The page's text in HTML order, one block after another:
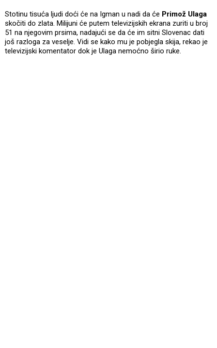
Stotinu tisuća ljudi doći će na Igman u nadi da će Primož Ulaga
skočiti do zlata. Milijuni će putem televizijskih ekrana zuriti u broj
51 na njegovim prsima, nadajući se da će im sitni Slovenac dati
još razloga za veselje. Vidi se kako mu je pobjegla skija, rekao je
televizijski komentator dok je Ulaga nemoćno širio ruke.